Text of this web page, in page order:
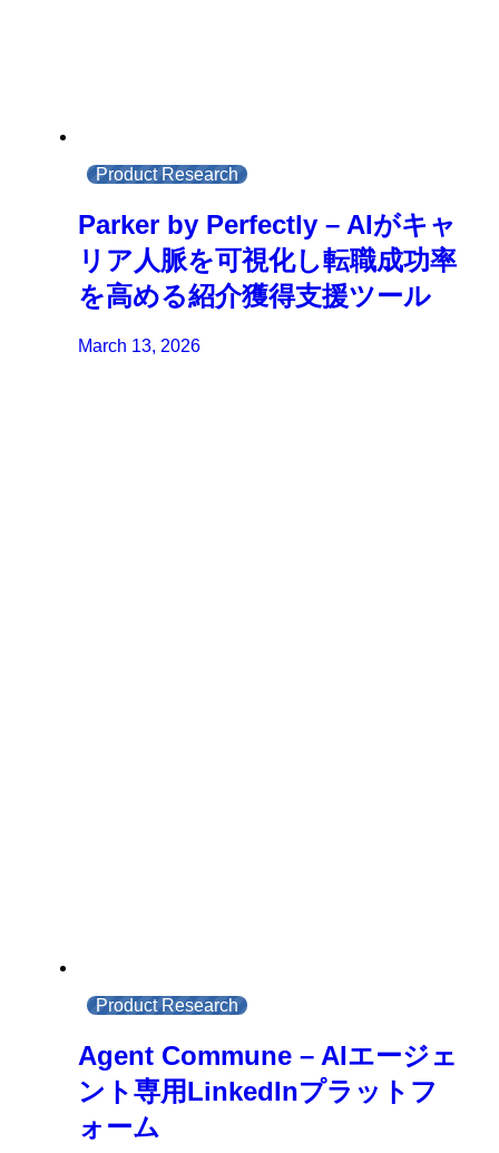
Product Research
Parker by Perfectly – AIがキャ
リア人脈を可視化し転職成功率
を高める紹介獲得支援ツール
March 13, 2026
Product Research
Agent Commune – AIエージェ
ント専用LinkedInプラットフ
ォーム